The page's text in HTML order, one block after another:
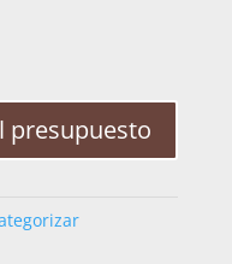
presupuesto